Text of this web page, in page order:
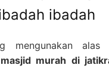
ibadah
mengunakan
murah di